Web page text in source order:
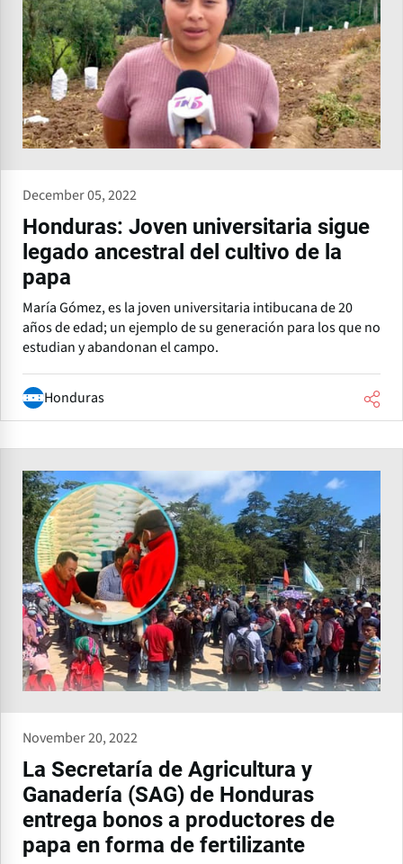
December 05, 2022
Honduras: Joven universitaria sigue
legado ancestral del cultivo de la
papa
María Gómez, es la joven universitaria intibucana de 20
años de edad; un ejemplo de su generación para los que no
estudian y abandonan el campo.
Honduras
November 20, 2022
La Secretaría de Agricultura y
Ganadería (SAG) de Honduras
entrega bonos a productores de
papa en forma de fertilizante